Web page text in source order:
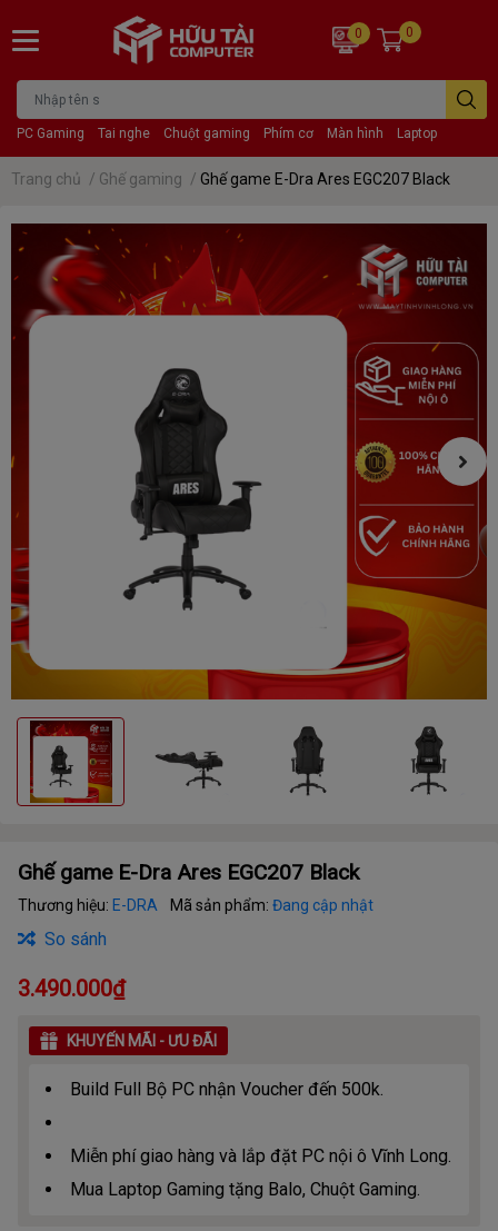
PC Gaming Tai nghe Chuột gaming Phím cơ Màn hình Laptop
0 0
Trang chủ / Ghế gaming / Ghế game E-Dra Ares EGC207 Black
Ghế game E-Dra Ares EGC207 Black
Thương hiệu: E-DRA Mã sản phẩm: Đang cập nhật
So sánh
3.490.000₫
KHUYẾN MÃI - ƯU ĐÃI
Build Full Bộ PC nhận Voucher đến 500k.
Miễn phí giao hàng và lắp đặt PC nội ô Vĩnh Long.
Mua Laptop Gaming tặng Balo, Chuột Gaming.